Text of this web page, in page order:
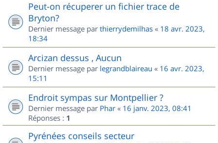
Peut-on récuperer un fichier trace de
Bryton?
Dernier message par thierrydemilhas « 18 avr. 2023,
18:34
Arcizan dessus , Aucun
Dernier message par legrandblaireau « 16 avr. 2023,
15:11
Endroit sympas sur Montpellier ?
Dernier message par Phar « 16 janv. 2023, 08:41
Réponses : 1
Pyrénées conseils secteur